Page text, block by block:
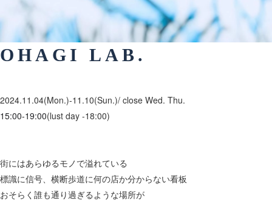
OHAGI LAB.
2024.11.04(Mon.)-11.10(Sun.)/ close Wed. Thu.
15:00-19:00(lust day -18:00)
街にはあらゆるモノで溢れている
標識に信号、横断歩道に何の店か分からない看板
おそらく誰も通り過ぎるような場所が